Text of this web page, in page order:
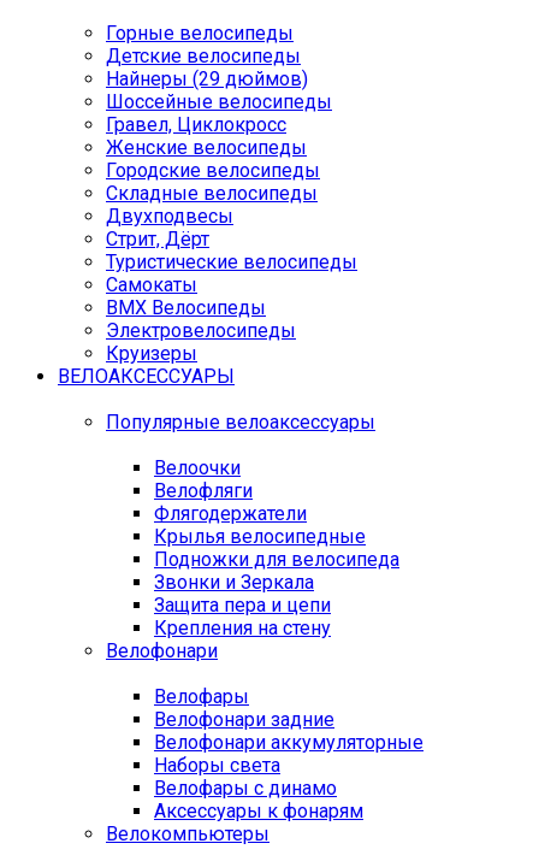
Горные велосипеды
Детские велосипеды
Найнеры (29 дюймов)
Шоссейные велосипеды
Гравел, Циклокросс
Женские велосипеды
Городcкие велосипеды
Складные велосипеды
Двухподвесы
Стрит, Дёрт
Туристические велосипеды
Самокаты
BMX Велосипеды
Электровелосипеды
Круизеры
ВЕЛОАКСЕССУАРЫ
Популярные велоаксессуары
Велоочки
Велофляги
Флягодержатели
Крылья велосипедные
Подножки для велосипеда
Звонки и Зеркала
Защита пера и цепи
Крепления на стену
Велофонари
Велофары
Велофонари задние
Велофонари аккумуляторные
Наборы света
Велофары с динамо
Аксессуары к фонарям
Велокомпьютеры